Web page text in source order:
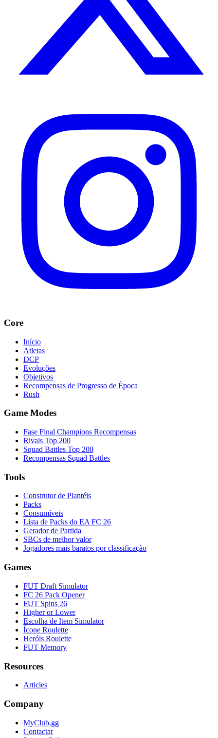
Core
Início
Atletas
DCP
Evoluções
Objetivos
Recompensas de Progresso de Época
Rush
Game Modes
Fase Final Champions Recompensas
Rivals Top 200
Squad Battles Top 200
Recompensas Squad Battles
Tools
Construtor de Plantéis
Packs
Consumíveis
Lista de Packs do EA FC 26
Gerador de Partida
SBCs de melhor valor
Jogadores mais baratos por classificação
Games
FUT Draft Simulator
FC 26 Pack Opener
FUT Spins 26
Higher or Lower
Escolha de Item Simulator
Ícone Roulette
Heróis Roulette
FUT Memory
Resources
Articles
Company
MyClub.gg
Contactar